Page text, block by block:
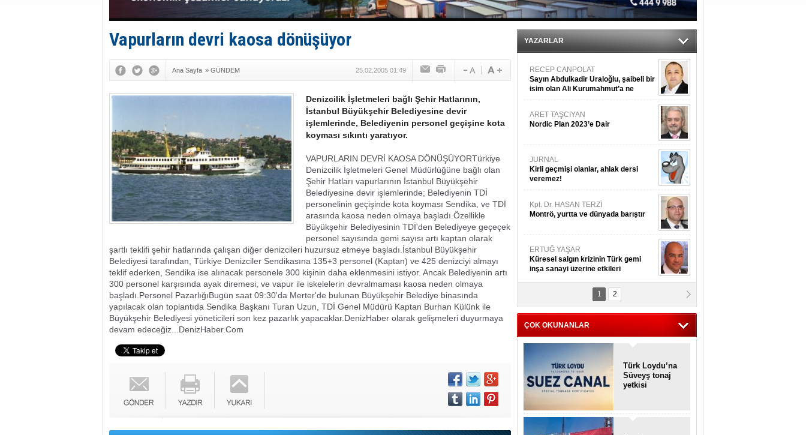
Depo ve tekneler, alevlere teslim oldu
Kruvaziyer Şirketleri işte buralara ‘Yatırım’ yapıyor
Kargıcak Koyu’nda tekne yangını!
Vapurların devri kaosa dönüşüyor
Ana Sayfa » GÜNDEM 25.02.2005 01:49
Denizcilik İşletmeleri bağlı Şehir Hatlarının,
İstanbul Büyükşehir Belediyesine devir
işlemlerinde, Belediyenin personel geçişine kota
koyması sıkıntı yaratıyor.
VAPURLARIN DEVRİ KAOSA DÖNÜŞÜYORTürkiye
Denizcilik İşletmeleri Genel Müdürlüğüne bağlı olan
Şehir Hatları vapurlarının İstanbul Büyükşehir
Belediyesine devir işlemlerinde; Belediyenin TDİ
personelinin geçişinde kota koyması Sendika, ve TDİ
arasında kaosa neden olmaya başladı. Özellikle
Büyükşehir Belediyesinin TDİ'den Belediyeye geçeçek
personel sayısında gemi sayısı artı kaptan olarak
şartlı teklifi şehir hatlarında çalışan diğer denizcileri huzursuz etmeye başladı. İstanbul Büyükşehir
Belediyesi tarafından, Türkiye Denizciler Sendikasına 135+3 personel (Kaptan) ve 425 denizciyi almayı
teklif ederken, Sendika ise alınacak personele 300 kişinin daha eklenmesini istiyor. Ancak Belediyenin artı
300 personel karşısında ayak diremesi, ve vapur ile iskelelerin devralmaması kaosa neden olmaya
başladı. Personel PazarlığıBugün saat 09:30'da Merter'de bulunan Büyükşehir Belediye binasında
yapılacak olan toplantıda Sendika Başkanı Turan Uzun, TDİ Genel Müdürü Kaptan Burhan Külünk ile
Büyükşehir Belediyesi yöneticileri son kez pazarlık yapacaklar. DenizHaber olarak gelişmeleri duyurmaya
devam edeceğiz... DenizHaber.Com
YAZARLAR
RECEP CANPOLAT
Sayın Abdulkadir Uraloğlu, şaibeli bir
isim olan Ali Kurumahmut’a ne
danışıyorsunuz?
ARET TAŞCIYAN
Nordic Plan 2023’e Dair
JURNAL
Kirli geçmişi olanlar, ahlak dersi
veremez!
Kpt. Dr. HASAN TERZİ
Montrö, yurtta ve dünyada barıştır
ERTUĞ YAŞAR
Küresel salgın krizinin Türk gemi
inşa sanayi üzerine etkileri
Kpt. MESUT AZMİ GÖKSOY
ithafen...
1 2
ÇOK OKUNANLAR
Türk Loydu’na
Süveyş tonaj
yetkisi